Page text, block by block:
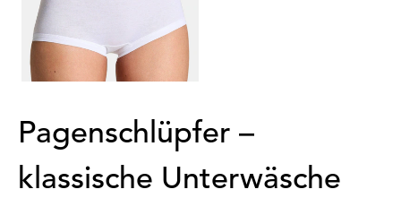
19,97 €
Meilleur prix sur 30 jours** : 23,96 €
(-16%)
Pagenschlüpfer –
klassische Unterwäsche